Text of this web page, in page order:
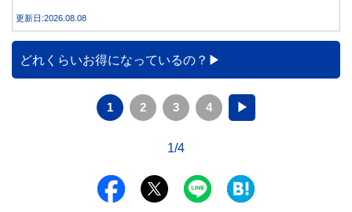
更新日:2026.08.08
どれくらいお得になっているの？
1 2 3 4 ▶
1/4